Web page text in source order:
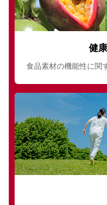
健
食品素材の機能性に関